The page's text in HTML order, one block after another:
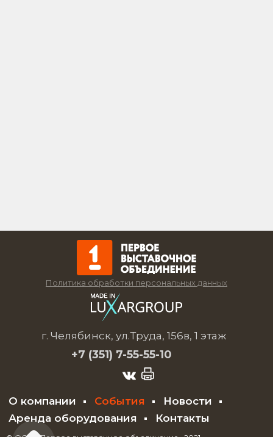
Политика обработки персональных данных
г. Челябинск, ул.Труда, 156в, 1 этаж
+7 (351) 7-55-55-10
О компании События
Новости
Аренда оборудования
Контакты